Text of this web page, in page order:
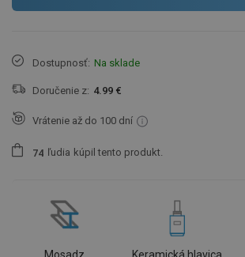
Dostupnosť: Na sklade
Doručenie z: 4.99 €
Vrátenie až do 100 dní
74 ľudia kúpil tento produkt.
Mosadz Keramická hlavica